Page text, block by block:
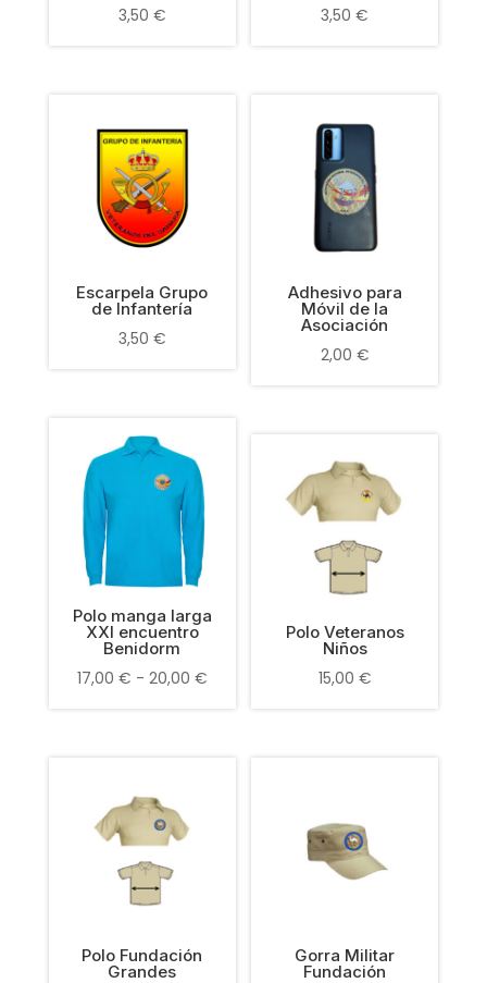
3,50 € 3,50€
Escarpela Grupo
de Infantería
3,50 €
Adhesivo para
Móvil de la
Asociación
2,00 €
Polo manga larga
XXI encuentro
Benidorm
17,00 € - 20,00 €Rango
Polo Veteranos
Niños
15,00 €
Polo Fundación
Grandes
Gorra Militar
Fundación